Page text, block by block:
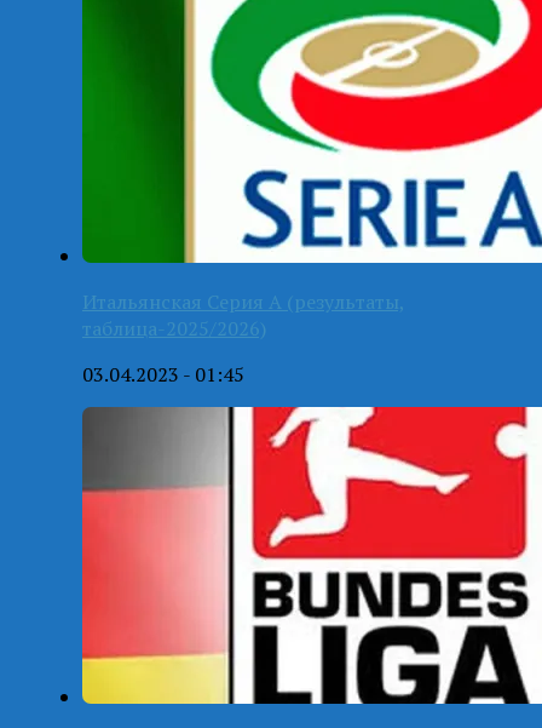
Итальянская Серия А (результаты,
таблица-2025/2026)
03.04.2023 - 01:45